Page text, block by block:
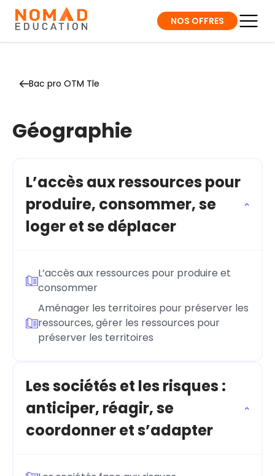
NOS OFFRES
Bac pro OTM Tle
Géographie
L’accès aux ressources pour
produire, consommer, se
loger et se déplacer
L’accès aux ressources pour produire et
consommer
Aménager les territoires pour préserver les
ressources, gérer les ressources pour
préserver les territoires
Les sociétés et les risques :
anticiper, réagir, se
coordonner et s’adapter